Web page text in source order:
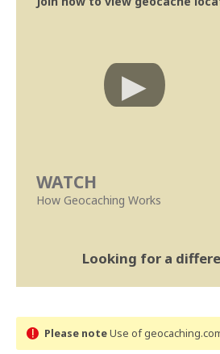
WATCH
How Geocaching Works
Looking for a
Please noteUse of